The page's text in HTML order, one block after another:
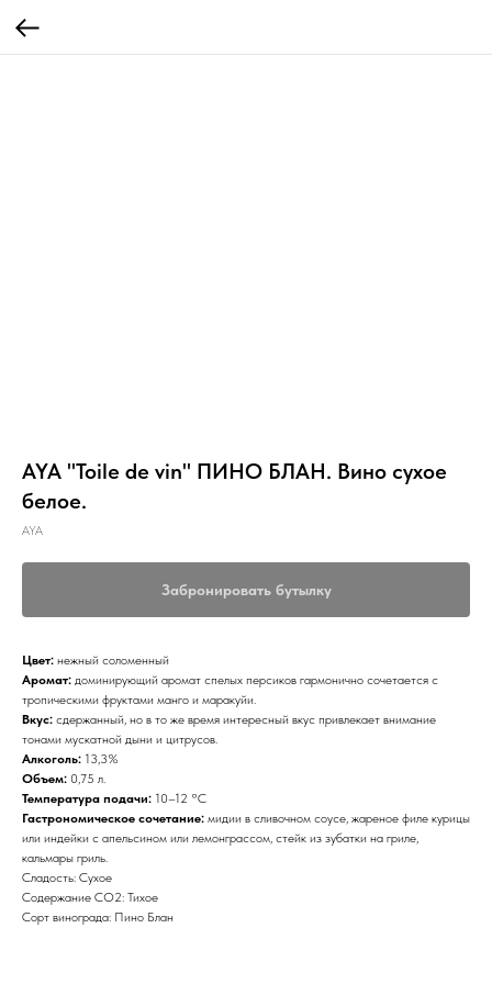
AYA "Toile de vin" ПИНО БЛАН. Вино сухое
белое.
AYA
Забронировать бутылку
Цвет: нежный соломенный
Аромат: доминирующий аромат спелых персиков гармонично сочетается с
тропическими фруктами манго и маракуйи.
Вкус: сдержанный, но в то же время интересный вкус привлекает внимание
тонами мускатной дыни и цитрусов.
Алкоголь: 13,3%
Объем: 0,75 л.
Температура подачи: 10–12 °С
Гастрономическое сочетание: мидии в сливочном соусе, жареное филе курицы
или индейки с апельсином или лемонграссом, стейк из зубатки на гриле,
кальмары гриль.
Сладость: Сухое
Содержание CO2: Тихое
Сорт винограда: Пино Блан